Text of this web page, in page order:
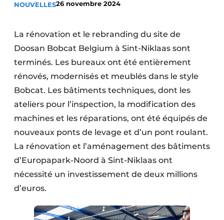
Construction bois
Contrôle d’accès
Éclairage
Fondations
Façades
Géotextiles
Infrastructures souterraines et égouttage
NOUVELLES26 novembre 2024
La rénovation et le rebranding du site de
Doosan Bobcat Belgium à Sint-Niklaas sont
terminés. Les bureaux ont été entièrement
rénovés, modernisés et meublés dans le style
Bobcat. Les bâtiments techniques, dont les
ateliers pour l’inspection, la modification des
machines et les réparations, ont été équipés de
nouveaux ponts de levage et d’un pont roulant.
La rénovation et l’aménagement des bâtiments
d’Europapark-Noord à Sint-Niklaas ont
nécessité un investissement de deux millions
d’euros.